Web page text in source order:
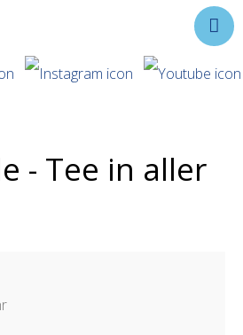
- Tee in aller